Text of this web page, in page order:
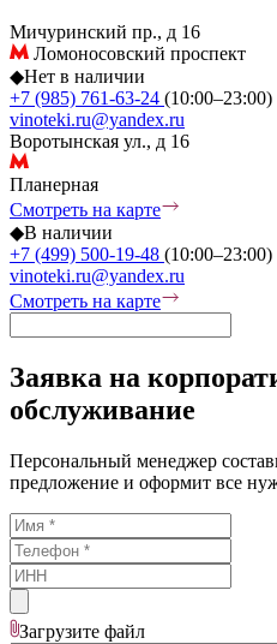
Мичуринский пр., д 16
Ломоносовский проспект
◆Нет в наличии
+7 (985) 761-63-24 (10:00–23:00)
vinoteki.ru@yandex.ru
Воротынская ул., д 16
Планерная
Смотреть на карте
◆В наличии
+7 (499) 500-19-48 (10:00–23:00)
vinoteki.ru@yandex.ru
Смотреть на карте
Заявка на
обслуживание
Персональный менеджер
предложение и оформит все
Загрузите файл